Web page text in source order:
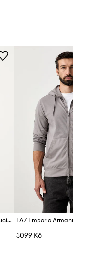
EA7 Emporio Armani mikina s kapucí pánská
3099 Kč